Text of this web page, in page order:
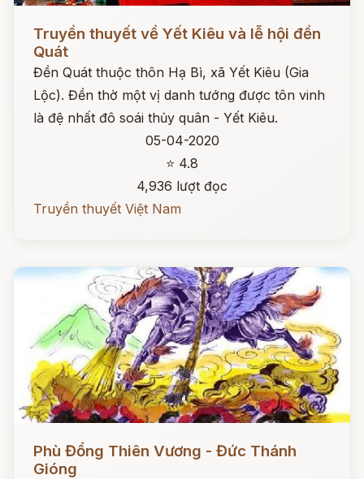
Đọc ngay
Truyền thuyết về Yết Kiêu và lễ hội đền
Quát
Đền Quát thuộc thôn Hạ Bì, xã Yết Kiêu (Gia
Lộc). Đền thờ một vị danh tướng được tôn vinh
là đệ nhất đô soái thủy quân - Yết Kiêu.
05-04-2020
⭐ 4.8
4,936 lượt đọc
Truyền thuyết Việt Nam
Phù Đổng Thiên Vương - Đức Thánh
Gióng